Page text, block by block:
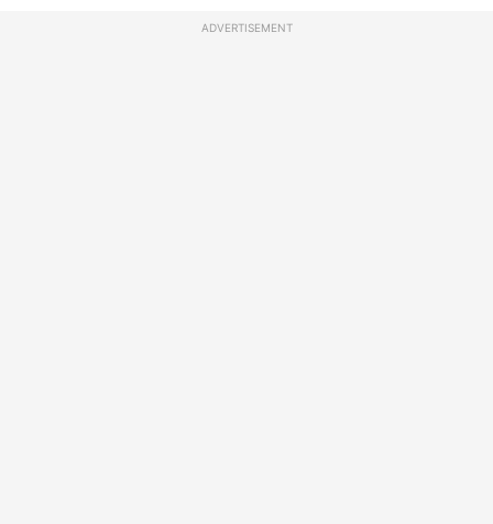
ADVERTISEMENT